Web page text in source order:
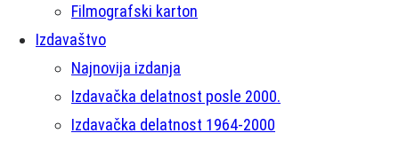
Filmografski karton
Izdavaštvo
Najnovija izdanja
Izdavačka delatnost posle 2000.
Izdavačka delatnost 1964-2000